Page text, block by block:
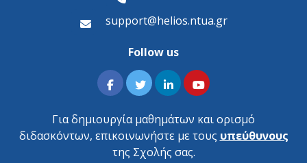
support@helios.ntua.gr
Follow us
Για δημιουργία μαθημάτων και ορισμό
διδασκόντων, επικοινωνήστε με τους υπεύθυνους
της Σχολής σας.